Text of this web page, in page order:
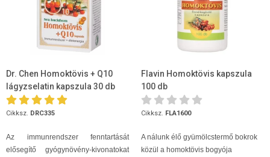
Dr. Chen Homoktövis + Q10
lágyzselatin kapszula 30 db
Cikksz. DRC335
Az immunrendszer fenntartását
elősegítő gyógynövény-kivonatokat
Flavin Homoktövis kapszula
100 db
Cikksz. FLA1600
A nálunk élő gyümölcstermő bokrok
közül a homoktövis bogyója